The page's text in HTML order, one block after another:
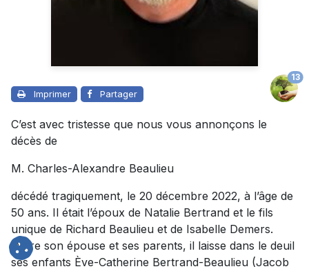
Imprimer Partager
13
C’est avec tristesse que nous vous annonçons le
décès de
M. Charles-Alexandre Beaulieu
décédé tragiquement, le 20 décembre 2022, à l’âge de
50 ans. Il était l’époux de Natalie Bertrand et le fils
unique de Richard Beaulieu et de Isabelle Demers.
Outre son épouse et ses parents, il laisse dans le deuil
ses enfants Ève-Catherine Bertrand-Beaulieu (Jacob